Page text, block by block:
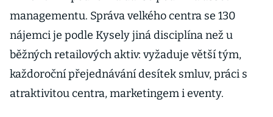
managementu. Správa velkého centra se 130
nájemci je podle Kysely jiná disciplína než u
běžných retailových aktiv: vyžaduje větší tým,
každoroční přejednávání desítek smluv, práci s
atraktivitou centra, marketingem i eventy.